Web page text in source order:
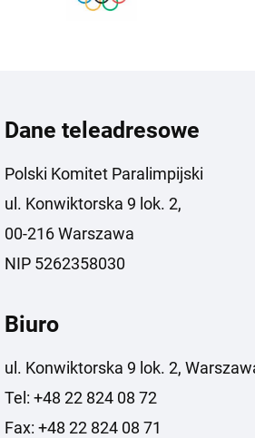
Dane teleadresowe
Polski Komitet Paralimpijski
ul. Konwiktorska 9 lok. 2,
00-216 Warszawa
NIP 5262358030
Biuro
ul. Konwiktorska 9 lok. 2,
Tel: +48 22 824 08 72
Fax: +48 22 824 08 71